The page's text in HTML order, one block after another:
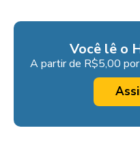
Você lê o
A partir de R$5,00 por